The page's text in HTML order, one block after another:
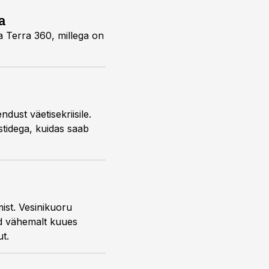
Terra 360, millega on
väetisekriisile.
kuidas saab
Vesinikuoru
vähemalt kuues